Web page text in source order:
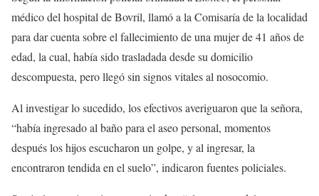
médico del hospital de Bovril, llamó a la Comisaría de la localidad
para dar cuenta sobre el fallecimiento de una mujer de 41 años de
edad, la cual, había sido trasladada desde su domicilio
descompuesta, pero llegó sin signos vitales al nosocomio.
Al investigar lo sucedido, los efectivos averiguaron que la señora,
“había ingresado al baño para el aseo personal, momentos
después los hijos escucharon un golpe, y al ingresar, la
encontraron tendida en el suelo”, indicaron fuentes policiales.